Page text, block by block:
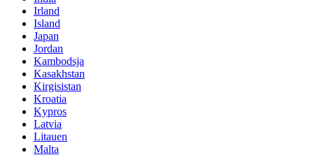
Irland
Island
Japan
Jordan
Kambodsja
Kasakhstan
Kirgisistan
Kroatia
Kypros
Latvia
Litauen
Malta